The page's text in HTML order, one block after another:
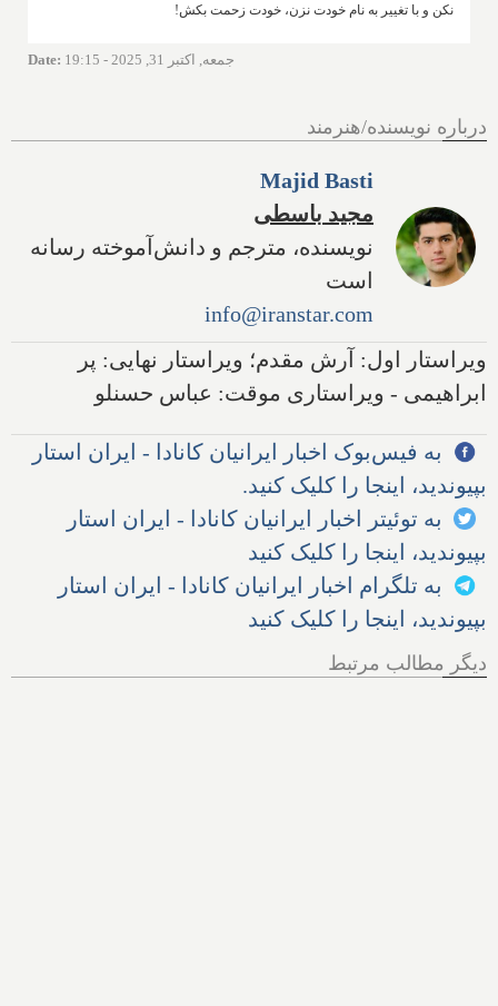
نکن و با تغییر به نام خودت نزن، خودت زحمت بکش!
Date: جمعه, اکتبر 31, 2025 - 19:15
درباره نویسنده/هنرمند
Majid Basti
مجید باسطی
نویسنده، مترجم و دانش‌آموخته رسانه
است
info@iranstar.com
ویراستار اول: آرش مقدم؛ ویراستار نهایی: پر
ابراهیمی - ویراستاری موقت: عباس حسنلو
به فیس‌بوک اخبار ایرانیان کانادا - ایران استار
بپیوندید، اینجا را کلیک کنید.
به توئیتر اخبار ایرانیان کانادا - ایران استار
بپیوندید، اینجا را کلیک کنید
به تلگرام اخبار ایرانیان کانادا - ایران استار
بپیوندید، اینجا را کلیک کنید
دیگر مطالب مرتبط